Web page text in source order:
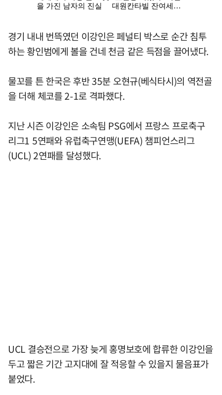
경기 내내 번뜩였던 이강인은 페널티 박스로 순간 침투
하는 황인범에게 볼을 건네 천금 같은 득점을 끌어냈다.
물꼬를 튼 한국은 후반 35분 오현규(베식타시)의 역전골
을 더해 체코를 2-1로 격파했다.
지난 시즌 이강인은 소속팀 PSG에서 프랑스 프로축구
리그1 5연패와 유럽축구연맹(UEFA) 챔피언스리그
(UCL) 2연패를 달성했다.
UCL 결승전으로 가장 늦게 홍명보호에 합류한 이강인을
두고 짧은 기간 고지대에 잘 적응할 수 있을지 물음표가
붙었다.